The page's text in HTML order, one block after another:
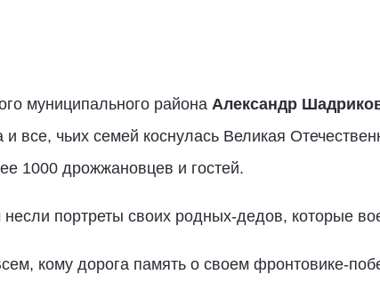
муниципального района Александр
все, чьих семей коснулась Великая
1000 дрожжановцев и гостей.
портреты своих родных-дедов, которые
кому дорога память о своем фронтовике-